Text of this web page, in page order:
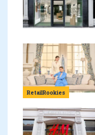
RetailRookies